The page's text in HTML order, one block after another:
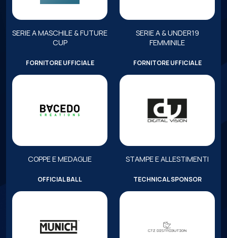
SERIE A MASCHILE & FUTURE
CUP
SERIE A & UNDER19
FEMMINILE
FORNITORE UFFICIALE
COPPE E MEDAGLIE
FORNITORE UFFICIALE
STAMPE E ALLESTIMENTI
OFFICIAL BALL TECHNICAL SPONSOR